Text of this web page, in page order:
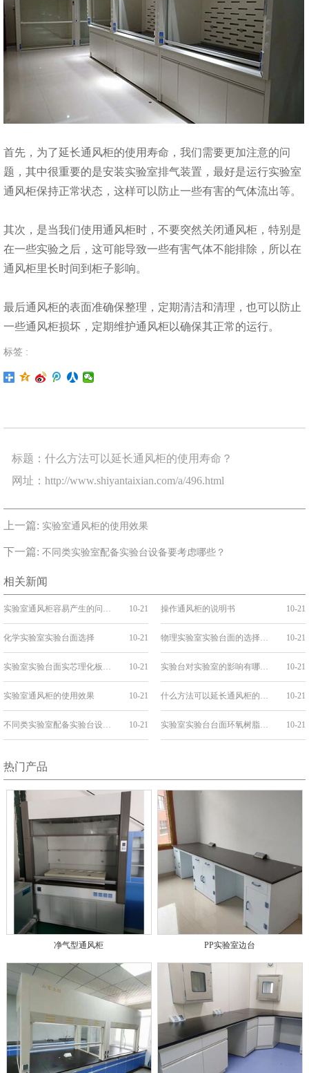
首先，为了延长通风柜的使用寿命，我们需要更加注意的问
题，其中很重要的是安装实验室排气装置，最好是运行实验室
通风柜保持正常状态，这样可以防止一些有害的气体流出等。
其次，是当我们使用通风柜时，不要突然关闭通风柜，特别是
在一些实验之后，这可能导致一些有害气体不能排除，所以在
通风柜里长时间到柜子影响。
最后通风柜的表面准确保整理，定期清洁和清理，也可以防止
一些通风柜损坏，定期维护通风柜以确保其正常的运行。
标签 :
标题：什么方法可以延长通风柜的使用寿命？
网址：http://www.shiyantaixian.com/a/496.html
上一篇: 实验室通风柜的使用效果
下一篇: 不同类实验室配备实验台设备要考虑哪些？
相关新闻
10-21 操作通风柜的说明书 10-21
化学实验室实验台面选择 10-21 物理实验室实验台面的选择要求 10-21
10-21 实验台对实验室的影响有哪些？ 10-21
实验室通风柜的使用效果 10-21 10-21
10-21 实验室实验台台面环氧树脂板的清洁方法 10-21
热门产品
净气型通风柜 PP实验室边台